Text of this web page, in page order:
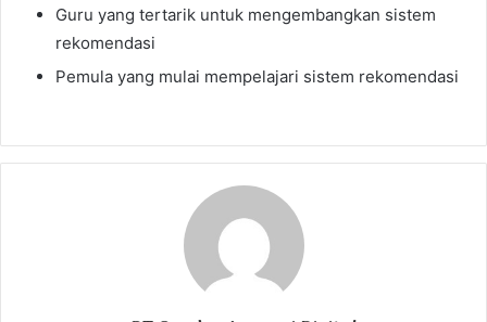
Guru yang tertarik untuk mengembangkan sistem
rekomendasi
Pemula yang mulai mempelajari sistem rekomendasi